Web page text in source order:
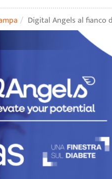
Digital Angels al fianco